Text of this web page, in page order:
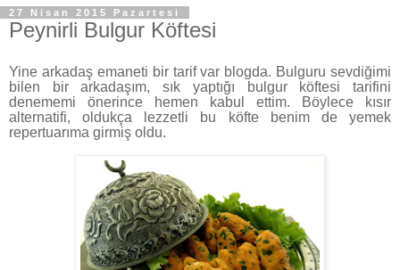
27 Nisan 2015 Pazartesi
Peynirli Bulgur Köftesi
Yine arkadaş emaneti bir tarif var blogda. Bulguru sevdiğimi
bilen bir arkadaşım, sık yaptığı bulgur köftesi tarifini
denememi önerince hemen kabul ettim. Böylece kısır
alternatifi, oldukça lezzetli bu köfte benim de yemek
repertuarıma girmiş oldu.